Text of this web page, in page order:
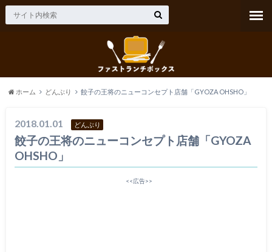
ホーム どんぶり 餃子の王将のニューコンセプト店舗「GYOZA OHSHO」
2018.01.01 どんぶり
餃子の王将のニューコンセプト店舗「GYOZA
OHSHO」
<<広告>>